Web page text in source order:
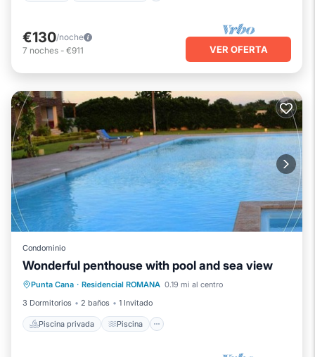
€130/noche
7 noches - €911 VER OFERTA
Condominio
Wonderful penthouse with pool and sea view
Punta Cana · Residencial ROMANA 0.19 mi al centro
3 Dormitorios
2 baños 1 Invitado
Piscina privada Piscina
Piscina privada
Piscina
Balcón/Terraza
Cocina